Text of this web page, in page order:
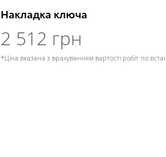
Накладка ключа
2 512 грн
*Ціна вказана з врахуванням вартості робіт по